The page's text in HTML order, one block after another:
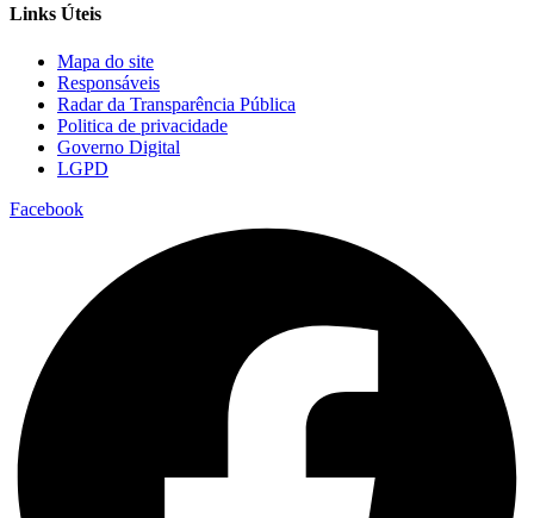
Links Úteis
Mapa do site
Responsáveis
Radar da Transparência Pública
Politica de privacidade
Governo Digital
LGPD
Facebook